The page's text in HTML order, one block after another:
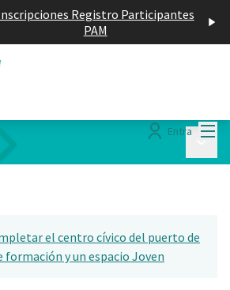
Registro Participantes
PAM
Entra
el centro cívico del puerto de
formación y un espacio Joven